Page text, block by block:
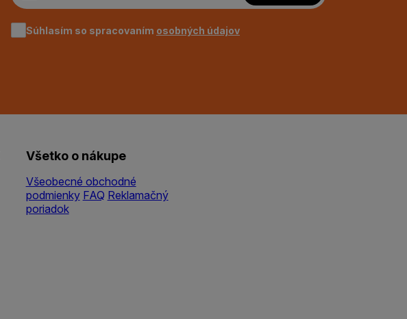
Súhlasím so spracovaním osobných údajov
Všetko o nákupe
Všeobecné obchodné
podmienky FAQ Reklamačný
poriadok